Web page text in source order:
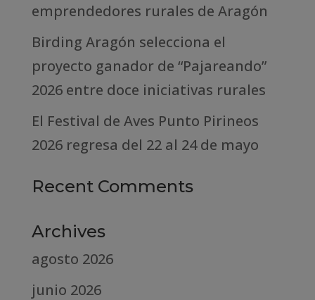
emprendedores rurales de Aragón
Birding Aragón selecciona el
proyecto ganador de “Pajareando”
2026 entre doce iniciativas rurales
El Festival de Aves Punto Pirineos
2026 regresa del 22 al 24 de mayo
Recent Comments
Archives
agosto 2026
junio 2026